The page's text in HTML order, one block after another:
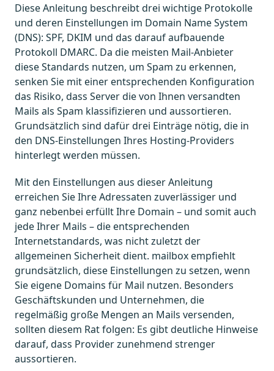
Diese Anleitung beschreibt drei wichtige Protokolle
und deren Einstellungen im Domain Name System
(DNS): SPF, DKIM und das darauf aufbauende
Protokoll DMARC. Da die meisten Mail-Anbieter
diese Standards nutzen, um Spam zu erkennen,
senken Sie mit einer entsprechenden Konfiguration
das Risiko, dass Server die von Ihnen versandten
Mails als Spam klassifizieren und aussortieren.
Grundsätzlich sind dafür drei Einträge nötig, die in
den DNS-Einstellungen Ihres Hosting-Providers
hinterlegt werden müssen.
Mit den Einstellungen aus dieser Anleitung
erreichen Sie Ihre Adressaten zuverlässiger und
ganz nebenbei erfüllt Ihre Domain – und somit auch
jede Ihrer Mails – die entsprechenden
Internetstandards, was nicht zuletzt der
allgemeinen Sicherheit dient. mailbox empfiehlt
grundsätzlich, diese Einstellungen zu setzen, wenn
Sie eigene Domains für Mail nutzen. Besonders
Geschäftskunden und Unternehmen, die
regelmäßig große Mengen an Mails versenden,
sollten diesem Rat folgen: Es gibt deutliche Hinweise
darauf, dass Provider zunehmend strenger
aussortieren.